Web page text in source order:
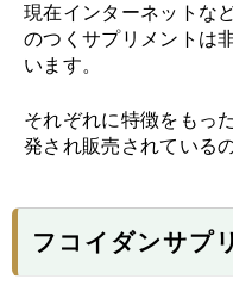
現在インターネットな
のつくサプリメントは
います。
それぞれに特徴をもっ
発され販売されている
フコイダンサプ